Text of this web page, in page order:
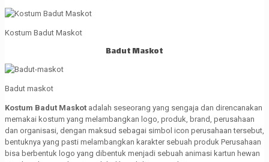
Kostum Badut Maskot
Badut Maskot
Badut maskot
Kostum Badut Maskot adalah seseorang yang sengaja dan direncanakan
memakai kostum yang melambangkan logo, produk, brand, perusahaan
dan organisasi, dengan maksud sebagai simbol icon perusahaan tersebut,
bentuknya yang pasti melambangkan karakter sebuah produk Perusahaan
bisa berbentuk logo yang dibentuk menjadi sebuah animasi kartun hewan